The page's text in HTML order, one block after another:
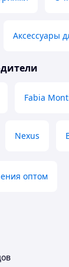
Аксессуары
Fabia
Nexus
оптом